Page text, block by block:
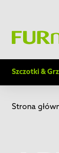
Szczotki &
Strona